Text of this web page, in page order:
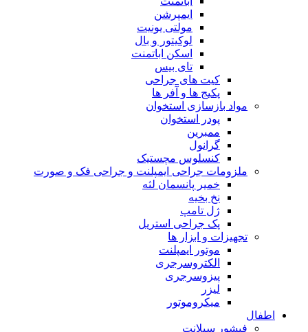
ایمپرشن
مولتی یونیت
لوکیتور و بال
اسکن اباتمنت
تای بیس
کیت های جراحی
پکیج ها و آفر ها
مواد بازسازی استخوان
پودر استخوان
ممبرین
گرانول
کنسلوس مچستیک
ملزومات جراحی ایمپلنت و جراحی فک و صورت
خمیر پانسمان لثه
نخ بخیه
ژل تامپ
پک جراحی استریل
تجهیزات و ابزار ها
موتور ایمپلنت
الکتروسرجری
پیزوسرجری
لیزر
میکروموتور
اطفال
فیشور سیلانت